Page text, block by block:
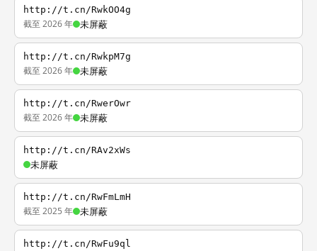
http://t.cn/RwkOO4g
截至 2026 年 未屏蔽
http://t.cn/RwkpM7g
截至 2026 年 未屏蔽
http://t.cn/RwerOwr
截至 2026 年 未屏蔽
http://t.cn/RAv2xWs
未屏蔽
http://t.cn/RwFmLmH
截至 2025 年 未屏蔽
http://t.cn/RwFu9ql